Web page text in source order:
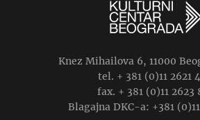
Knez Mihailova 6, 11000
tel. + 381 (0)11 2621
fax. + 381 (0)11 2623
Blagajna DKC-a: +381